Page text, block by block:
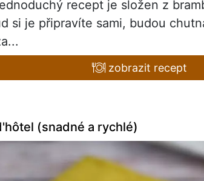
recept je složen z
si je připravíte sami, budou
zobrazit recept
(snadné a rychlé)